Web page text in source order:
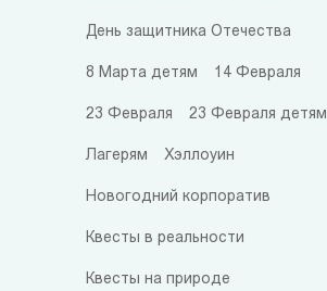
День защитника Отечества
8 Марта детям 14 Февраля
23 Февраля 23 Февраля детям
Лагерям Хэллоуин
Новогодний корпоратив
Квесты в реальности
Квесты на природе